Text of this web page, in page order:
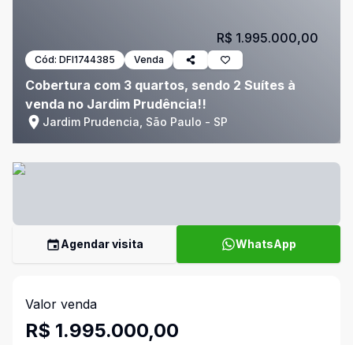
Cód: DFI1744385 Venda
Cobertura com 3 quartos, sendo 2 Suítes à
venda no Jardim Prudência!!
Jardim Prudencia, São Paulo - SP
R$ 1.995.000,00
Agendar visita WhatsApp
Valor venda
R$ 1.995.000,00